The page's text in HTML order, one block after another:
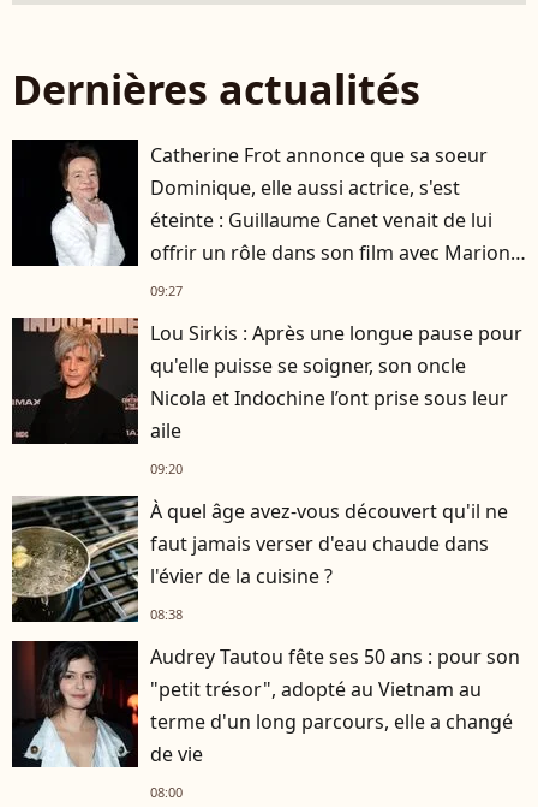
Dernières actualités
Catherine Frot annonce que sa soeur
Dominique, elle aussi actrice, s'est
éteinte : Guillaume Canet venait de lui
offrir un rôle dans son film avec Marion
Cotillard
09:27
Lou Sirkis : Après une longue pause pour
qu'elle puisse se soigner, son oncle
Nicola et Indochine l’ont prise sous leur
aile
09:20
À quel âge avez-vous découvert qu'il ne
faut jamais verser d'eau chaude dans
l'évier de la cuisine ?
08:38
Audrey Tautou fête ses 50 ans : pour son
"petit trésor", adopté au Vietnam au
terme d'un long parcours, elle a changé
de vie
08:00